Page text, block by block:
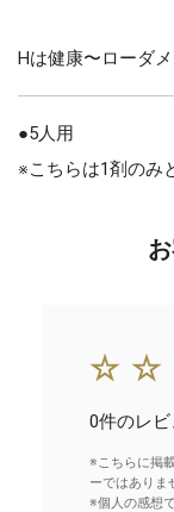
Hは健康〜ローダメ
●5人用
※こちらは1剤のみ
0件のレビ
※こちらに掲
ーではありま
※個人の感想